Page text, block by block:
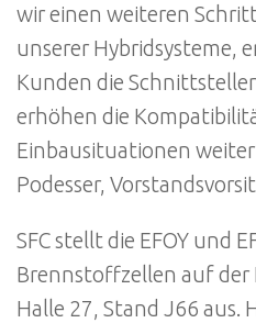
wir einen weiteren
unserer Hybridsysteme,
Kunden die
erhöhen die
Einbausituationen
Podesser,
SFC stellt die EFOY und
Brennstoffzellen auf der
Halle 27, Stand J66 aus.